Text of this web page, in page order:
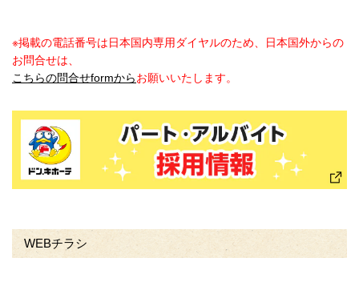
※掲載の電話番号は日本国内専用ダイヤルのため、日本国外からの
お問合せは、
こちらの問合せformからお願いいたします。
WEBチラシ